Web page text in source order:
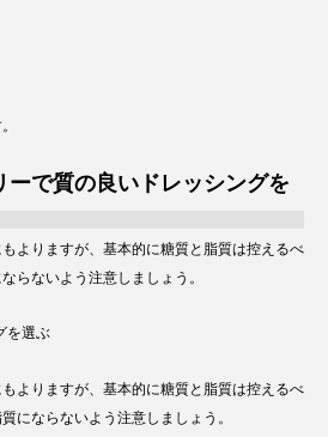
で質の良いドレッシングを
よりますが、基本的に糖質と脂質は控えるべ
らないよう注意しましょう。
を選ぶ
よりますが、基本的に糖質と脂質は控えるべ
にならないよう注意しましょう。